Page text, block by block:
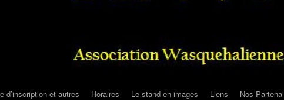
d’inscription et autres Horaires Le stand en images Liens Nos